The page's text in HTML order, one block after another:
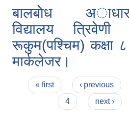
बालबाेध
विद्यालय त्रिवेणी
रूकुम(पश्चिम) कक्षा
मार्कलेजर।
Pages
« first ‹ previous
4
next ›